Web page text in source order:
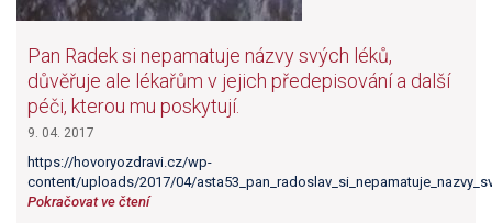
Pan Radek si nepamatuje názvy svých léků,
důvěřuje ale lékařům v jejich předepisování a další
péči, kterou mu poskytují.
9. 04. 2017
https://hovoryozdravi.cz/wp-
content/uploads/2017/04/
Pokračovat ve čtení